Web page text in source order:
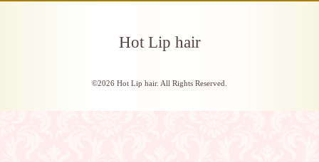
Hot Lip hair
©2026 Hot Lip hair. All Rights Reserved.